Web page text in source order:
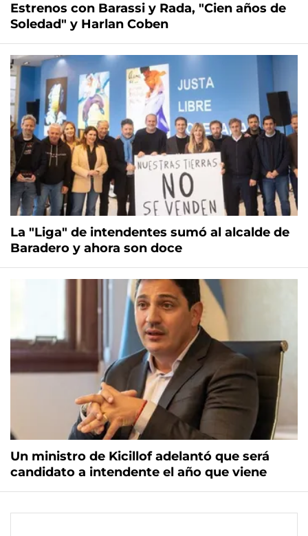
Estrenos con Barassi y Rada, "Cien años de
Soledad" y Harlan Coben
La "Liga" de intendentes sumó al alcalde de
Baradero y ahora son doce
Un ministro de Kicillof adelantó que será
candidato a intendente el año que viene